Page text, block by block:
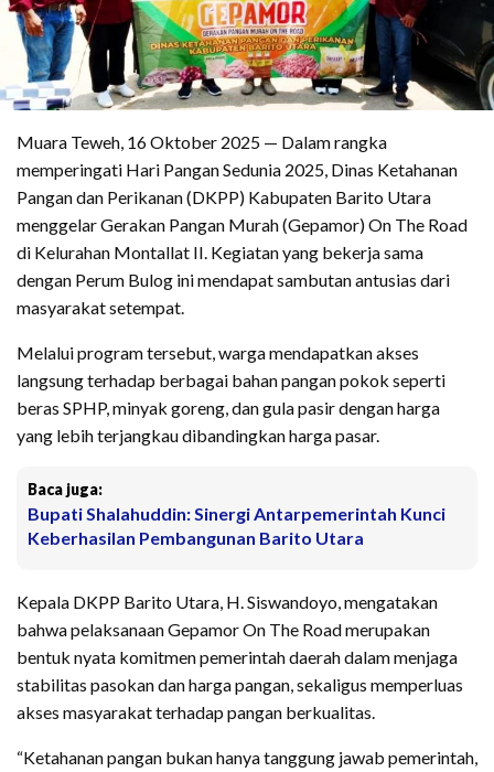
Muara Teweh, 16 Oktober 2025 — Dalam rangka
memperingati Hari Pangan Sedunia 2025, Dinas Ketahanan
Pangan dan Perikanan (DKPP) Kabupaten Barito Utara
menggelar Gerakan Pangan Murah (Gepamor) On The Road
di Kelurahan Montallat II. Kegiatan yang bekerja sama
dengan Perum Bulog ini mendapat sambutan antusias dari
masyarakat setempat.
Melalui program tersebut, warga mendapatkan akses
langsung terhadap berbagai bahan pangan pokok seperti
beras SPHP, minyak goreng, dan gula pasir dengan harga
yang lebih terjangkau dibandingkan harga pasar.
Baca juga:
Bupati Shalahuddin: Sinergi Antarpemerintah Kunci
Keberhasilan Pembangunan Barito Utara
Kepala DKPP Barito Utara, H. Siswandoyo, mengatakan
bahwa pelaksanaan Gepamor On The Road merupakan
bentuk nyata komitmen pemerintah daerah dalam menjaga
stabilitas pasokan dan harga pangan, sekaligus memperluas
akses masyarakat terhadap pangan berkualitas.
“Ketahanan pangan bukan hanya tanggung jawab pemerintah,